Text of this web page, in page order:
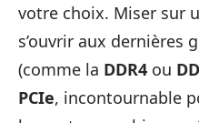
votre choix. Miser sur
s’ouvrir aux dernières
(comme la DDR4 ou
PCIe, incontournable